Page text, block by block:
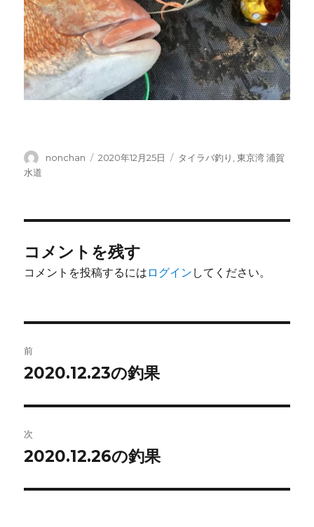
投
nonchan
投
2020年12月25日
カ
タイラバ釣り ,東京湾 浦賀
水道
コメントを残す
コメントを投稿するには ログイン してください。
稿
ビ
ゲ
ー
前
前
投
稿:
2020.12.23の釣果
次
次
投
2020.12.26の釣果